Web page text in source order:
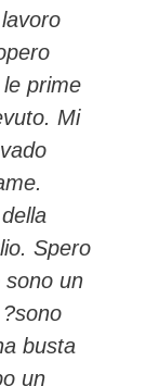
prime
Mi
Spero
sono un
busta
un